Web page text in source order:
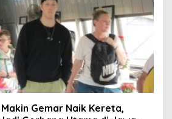
Gemar Naik Kereta,